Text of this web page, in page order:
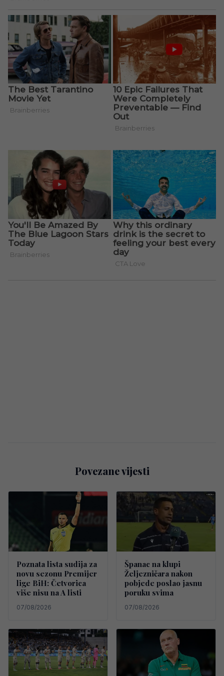
Povezane vijesti
Poznata lista sudija za
novu sezonu Premijer
lige BiH: Četvorica
više nisu na A listi
07/08/2026
Španac na klupi
Željezničara nakon
pobjede poslao jasnu
poruku svima
07/08/2026